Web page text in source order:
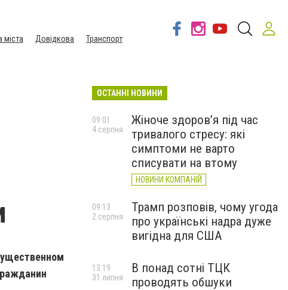
міста Довідкова Транспорт
ОСТАННІ НОВИНИ
Жіноче здоров’я під час
тривалого стресу: які
симптоми не варто
списувати на втому
НОВИНИ КОМПАНІЙ
09:01
4 серпня
Трамп розповів, чому угода
про українські надра дуже
вигідна для США
09:13
2 серпня
В понад сотні ТЦК
проводять обшуки
13:19
31 липня